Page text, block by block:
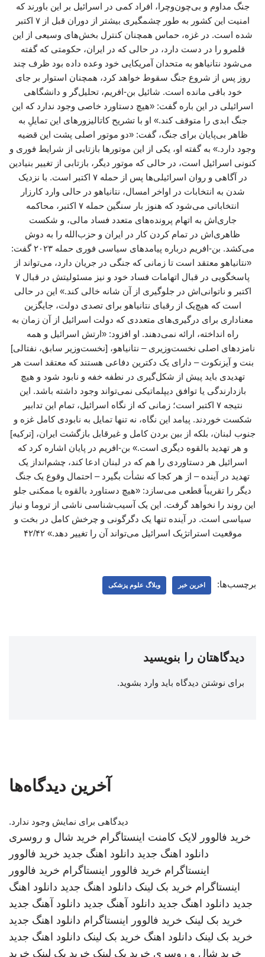
جنگ مداوم و بی‌چون‌وچرا، افراد کمی در اسرائیل بر این باورند که
امنیت این کشور به طور چشمگیری بیشتر از دوران قبل از ۷ اکتبر
شده است. در غزه، حماس همچنان کنترل بخش‌های وسیعی از این
قلمرو را در دست دارد، در حالی که در ایران، حکومتی که گفته
می‌شود نتانیاهو به متحدان آمریکایی خود وعده داده بود ظرف چند
روز پس از شروع جنگ سقوط خواهد کرد، همچنان استوار بر جای
خود باقی مانده است. شائیل بن-افریم، تحلیل‌گر و دانشگاهی
اسرائیلی در این باره گفت: «هیچ دستاورد خاصی وجود ندارد که این
جنگ ابدی را متوقف کند.» او با تشریح کاتالیزورهای این تمایلِ به
ظاهر بی‌پایان برای جنگ، گفت: «دو موتور اصلی پشت این قضیه
وجود دارد.» به گفته او، یکی از این موتورها بازتابی از شرایط فوری و
کنونی اسرائیل است، در حالی که موتور دیگر، بازتابی از تغییر بنیادین
در آگاهی و روان اسرائیلی‌ها پس از حمله ۷ اکتبر است. با نزدیک
شدن به انتخابات در اواخر امسال، نتانیاهو در حالی وارد کارزار
انتخاباتی می‌شود که هنوز بار سنگین حمله ۷ اکتبر، محاکمه
جاری‌اش به اتهام پرونده‌های متعدد فساد مالی، و شکست
ظاهری‌اش در تمام کردن کار در ایران و حزب‌الله را به دوش
می‌کشد. بن-افریم درباره پیامدهای سیاسی فوری حمله ۲۰۲۳ گفت:
«نتانیاهو معتقد است تا زمانی که جنگی در جریان دارد، می‌تواند از
پاسخگویی در قبال اتهامات فساد خود و نیز مسئولیتش در قبال ۷
اکتبر و ناتوانی‌اش در جلوگیری از آن شانه خالی کند.» این در حالی
است که هیچ‌یک از رقبای نتانیاهو برای تصدی دولت، جایگزین
معناداری برای درگیری‌های متعددی که دولت اسرائیل از آن زمان به
راه انداخته، ارائه نمی‌دهند. او افزود: «ارتش اسرائیل و همه
نامزدهای اصلی نخست‌وزیری – نتانیاهو، [نخست‌وزیر سابق، نفتالی]
بنت و آیزنکوت – دارای یک دکترین دفاعی هستند که معتقد است هر
تهدیدی باید پیش از شکل‌گیری در نطفه خفه و نابود شود و هیچ
بازدارندگی یا توافق دیپلماتیکی نمی‌تواند وجود داشته باشد. این
نتیجه ۷ اکتبر است؛ زمانی که از نگاه اسرائیل، تمام این تدابیر
شکست خوردند. پیامد این نگاه، نه تنها تمایل به نابودی کامل غزه و
جنوب لبنان، بلکه از بین بردن کامل و غیرقابل بازگشت ایران، [ترکیه]
و هر تهدید بالقوه دیگری است.» بن-افریم در پایان اشاره کرد که
اسرائیل هر دستاوردی را هم که در لبنان ادعا کند، چشم‌انداز یک
تهدید در آینده – از هر کجا که نشأت بگیرد – احتمال وقوع یک جنگ
دیگر را تقریباً قطعی می‌سازد: «هیچ دستاورد بالقوه یا ممکنی جلو
این روند را نخواهد گرفت. این یک آسیب‌شناسی ناشی از تروما و نیاز
سیاسی است. در آینده تنها یک دگرگونی و چرخش کامل در بخت و
موقعیت استراتژیک اسرائیل می‌تواند آن را تغییر دهد.» ۴۲/۴۲
برچسب‌ها: اخرین خبر وبلاگ علوم پزشکی
دیدگاهتان را بنویسید
برای نوشتن دیدگاه باید وارد بشوید.
آخرین دیدگاه‌ها
دیدگاهی برای نمایش وجود ندارد.
خرید فالوور لایک کامنت اینستاگرام خرید شال و روسری
دانلود اهنگ جدید دانلود اهنگ جدید خرید فالوور
اینستاگرام خرید فالوور اینستاگرام خرید فالوور
اینستاگرام خرید بک لینک دانلود اهنگ جدید دانلود اهنگ
جدید دانلود اهنگ جدید دانلود آهنگ جدید دانلود آهنگ جدید
خرید بک لینک خرید فالوور اینستاگرام دانلود اهنگ جدید
خرید بک لینک دانلود اهنگ خرید بک لینک دانلود اهنگ جدید
خرید شال و روسری خرید بک لینک خرید بک لینک خرید